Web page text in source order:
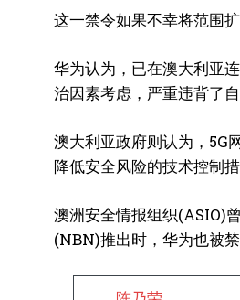
这一禁令如果不幸将范围
华为认为，已在澳大利亚
治因素考虑，严重违背了
澳大利亚政府则认为，5G
降低安全风险的技术控制措
澳洲安全情报组织(ASIO)
(NBN)推出时，华为也被